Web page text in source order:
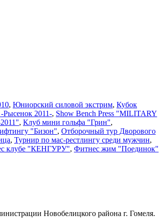
, Юниорский силовой экстрим, Кубок
Рысенок 2011-, Show Bench Press "MILITARY
, Клуб мини гольфа "Грин",
"Бизон", Отборочный тур Дворового
, Турнир по мас-рестлингу среди мужчин,
клубе "КЕНГУРУ", Фитнес жим "Поединок"
Новобелицкого района г. Гомеля.